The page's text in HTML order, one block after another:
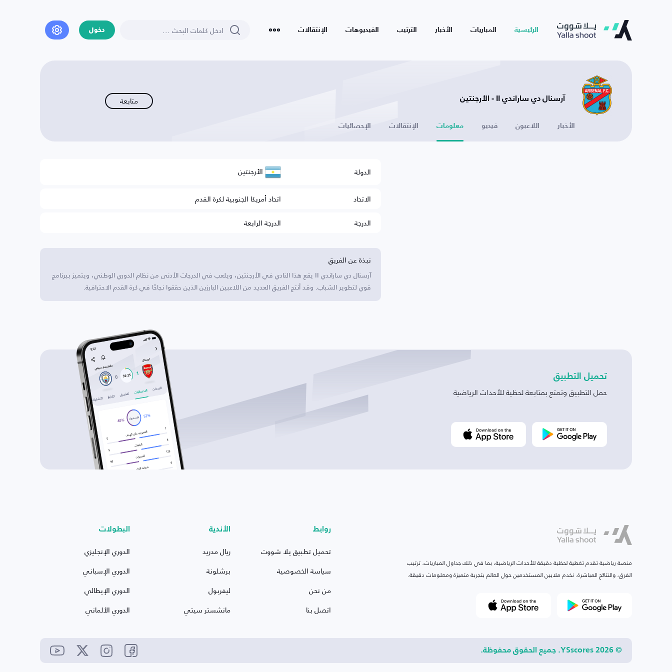
الرئيسية المباريات الأخبار الترتيب الفيديوهات الإنتقالات دخول
آرسنال دي ساراندي II - الأرجنتين متابعة
الأخبار اللاعبون فيديو معلومات الإنتقالات الإحصائيات
الدولة الأرجنتين
الاتحاد
اتحاد أمريكا الجنوبية لكرة القدم
الدرجة
الدرجة الرابعة
نبذة عن الفريق
آرسنال دي ساراندي II يقع هذا النادي في الأرجنتين، ويلعب في الدرجات الأدنى من نظام الدوري الوطني، ويتميز ببرنامج
قوي لتطوير الشباب. وقد أنتج الفريق العديد من اللاعبين البارزين الذين حققوا نجاحًا في كرة القدم الاحترافية.
تحميل التطبيق
حمل التطبيق وتمتع بمتابعة لحظية للأحداث الرياضية
منصة رياضية تقدم تغطية لحظية دقيقة للأحداث الرياضية، بما في ذلك جداول المباريات، ترتيب
الفرق، والنتائج المباشرة. نخدم ملايين المستخدمين حول العالم بتجربة متميزة ومعلومات دقيقة.
روابط
تحميل تطبيق يلا شووت
سياسة الخصوصية
من نحن
اتصل بنا
الأندية
ريال مدريد
برشلونة
ليفربول
مانشستر سيتي
البطولات
الدوري الإنجليزي
الدوري الإسباني
الدوري الإيطالي
الدوري الألماني
© 2026 YSscores. جميع الحقوق محفوظة.